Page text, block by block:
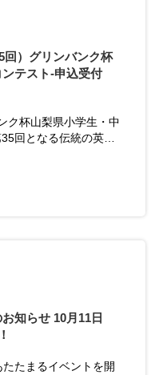
回）グリンバンク杯
テスト-申込受付
ク杯山梨県小学生・中
回となる伝統の英…
知らせ 10月11日
たまるイベントを開